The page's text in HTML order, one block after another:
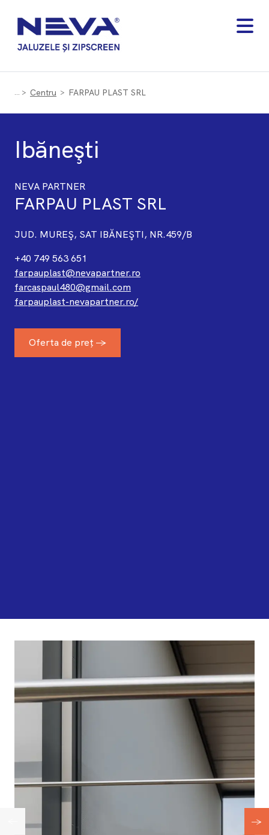
Centru FARPAU PLAST SRL
Ibăneşti
NEVA PARTNER
FARPAU PLAST SRL
JUD. MUREŞ, SAT IBĂNEŞTI, NR.459/B
+40 ​749 563 651
farpauplast@nevapartner.ro
farcaspaul480@gmail.com
farpauplast-nevapartner.ro/
Oferta de preț →
→